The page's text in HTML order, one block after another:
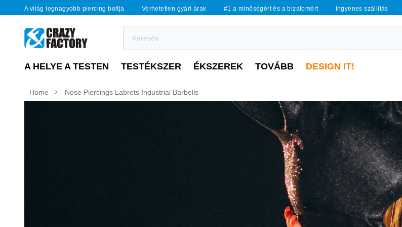
A világ legnagyobb piercing boltja Verhetetlen gyári árak #1 a minőségért és a bizalomért Ingyenes szállítás
A HELYE A TESTEN TESTÉKSZER ÉKSZEREK TOVÁBB DESIGN IT!
Home Nose Piercings Labrets Industrial Barbells